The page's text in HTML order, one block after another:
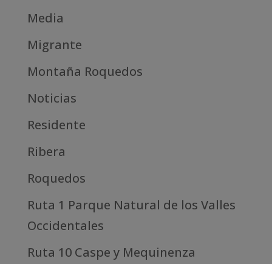
Media
Migrante
Montaña Roquedos
Noticias
Residente
Ribera
Roquedos
Ruta 1 Parque Natural de los Valles
Occidentales
Ruta 10 Caspe y Mequinenza